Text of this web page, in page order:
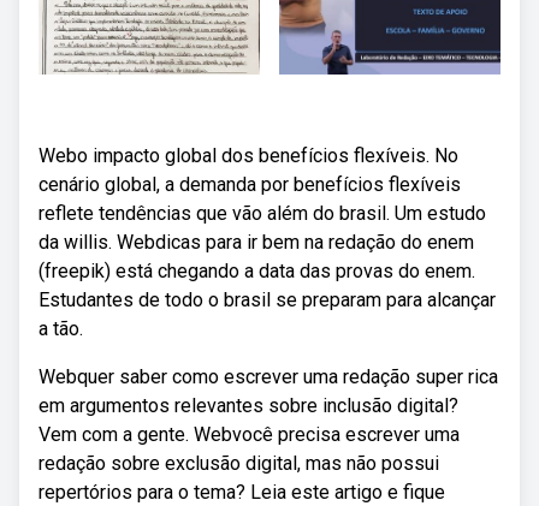
Webo impacto global dos benefícios flexíveis. No
cenário global, a demanda por benefícios flexíveis
reflete tendências que vão além do brasil. Um estudo
da willis. Webdicas para ir bem na redação do enem
(freepik) está chegando a data das provas do enem.
Estudantes de todo o brasil se preparam para alcançar
a tão.
Webquer saber como escrever uma redação super rica
em argumentos relevantes sobre inclusão digital?
Vem com a gente. Webvocê precisa escrever uma
redação sobre exclusão digital, mas não possui
repertórios para o tema? Leia este artigo e fique